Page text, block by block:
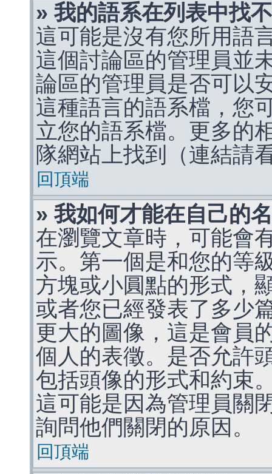
» 我的語系在列表中找
這可能是沒有您所用語
這個討論區的管理員並
論區的管理員是否可以
這種語言的語系檔，您
立您的語系檔。更多的
隊網站上找到（連結請
回頂端
» 我如何才能在自己的
在瀏覽文章時，可能會
示。第一個是和您的等
方塊或小圓點的形式，
或者您已經發表了多少
更大的圖像，這是會員
個人的表徵。是否允許
包括頭像的形式和約束
這可能是因為管理員關
詢問他們關閉的原因。
回頂端